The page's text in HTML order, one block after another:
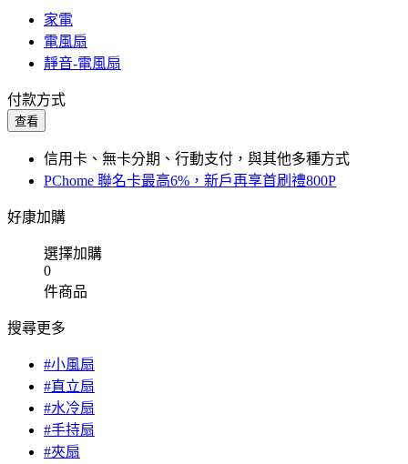
家電
電風扇
靜音-電風扇
付款方式
查看
信用卡、無卡分期、行動支付，與其他多種方式
PChome 聯名卡最高6%，新戶再享首刷禮800P
好康加購
選擇加購
0
件商品
搜尋更多
#小風扇
#直立扇
#水冷扇
#手持扇
#夾扇